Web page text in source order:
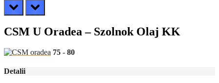
prev next
CSM U Oradea – Szolnok Olaj KK
75 - 80
Detalii